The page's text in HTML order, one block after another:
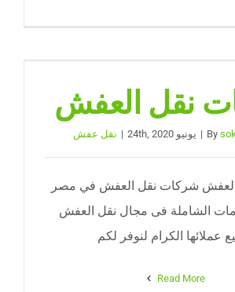
نقل العفش
By
| يونيو 24th, 2020 | نقل عفش
شركات نقل العفش في مصر
الشاملة فى مجال نقل العفش
عملائها الكرام لنوفر لكم
Read More